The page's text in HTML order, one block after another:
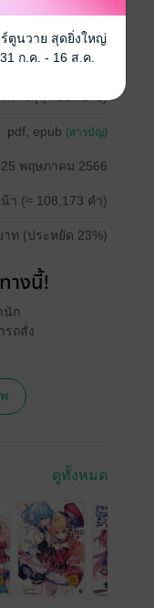
pdf, epub (สารบัญ)
25 พฤษภาคม 2566
า (≈ 108,173 คำ)
าท (ประหยัด 23%)
างนี้!
นัก
รถสั่ง
.
ดูทั้งหมด
ร์ตูนวาย สุดยิ่งใหญ่
ก.ค. - 16 ส.ค.